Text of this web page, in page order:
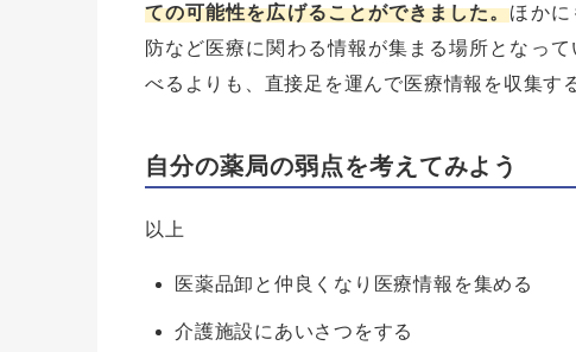
ての可能性を広げることができました。ほかに
防など医療に関わる情報が集まる場所となっ
べるよりも、直接足を運んで医療情報を収集す
自分の薬局の弱点を考えてみよう
以上
医薬品卸と仲良くなり医療情報を集める
介護施設にあいさつをする